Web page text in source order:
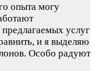
опыта могу
услуг
и я выделяю
Особо радуют